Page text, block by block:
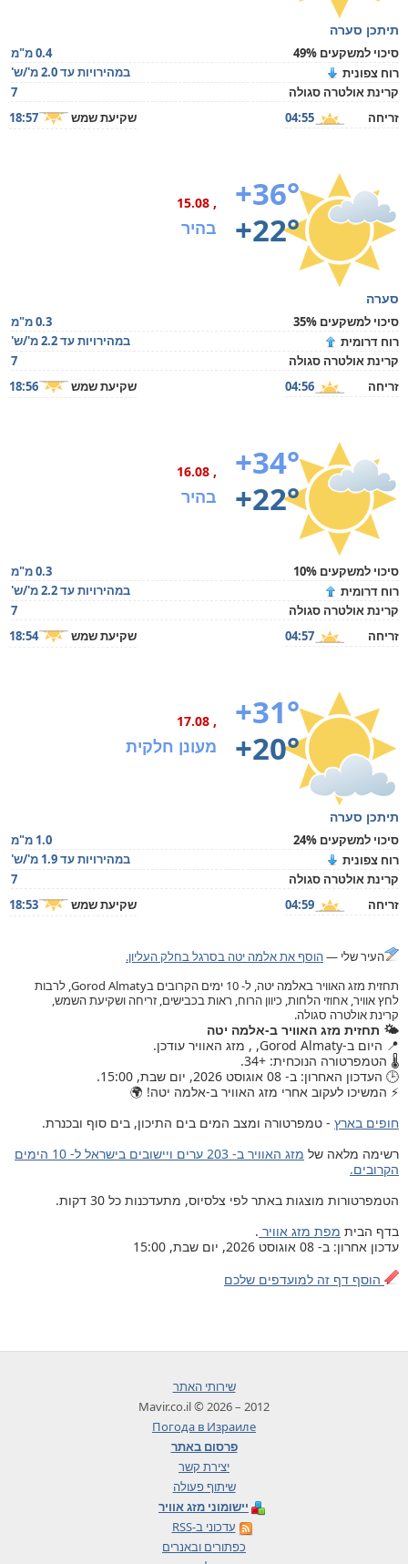
תיתכן סערה
סיכוי למשקעים 49%
0.4 מ"מ
רוח צפונית
במהירויות עד 2.0 מ'/ש'
קרינת אולטרה סגולה
7
זריחה
04:55 שקיעת שמש 18:57
+36°
+22°
, 15.08
בהיר
סערה
סיכוי למשקעים 35%
0.3 מ"מ
רוח דרומית
במהירויות עד 2.2 מ'/ש'
קרינת אולטרה סגולה
7
זריחה
04:56 שקיעת שמש 18:56
+34°
+22°
, 16.08
בהיר
סיכוי למשקעים 10%
0.3 מ"מ
רוח דרומית
במהירויות עד 2.2 מ'/ש'
קרינת אולטרה סגולה
7
זריחה
04:57 שקיעת שמש 18:54
+31°
+20°
, 17.08
מעונן חלקית
תיתכן סערה
סיכוי למשקעים 24%
1.0 מ"מ
רוח צפונית
במהירויות עד 1.9 מ'/ש'
קרינת אולטרה סגולה
7
זריחה
04:59 שקיעת שמש 18:53
העיר שלי —הוסף את אלמה יטה בסרגל בחלק העליון.
תחזית מזג האוויר באלמה יטה, ל- 10 ימים הקרובים בGorod Almaty, לרבות
לחץ אוויר, אחוזי הלחות, כיוון הרוח, ראות בכבישים, זריחה ושקיעת השמש,
קרינת אולטרה סגולה.
🌤️ תחזית מזג האוויר ב-אלמה יטה
📍 היום ב-Gorod Almaty, , מזג האוויר עודכן.
🌡️ הטמפרטורה הנוכחית: +34.
🕒 העדכון האחרון: ב- 08 אוגוסט 2026, יום שבת, 15:00.
⚡ המשיכו לעקוב אחרי מזג האוויר ב-אלמה יטה! 🌍
חופים בארץ - טמפרטורה ומצב המים בים התיכון, בים סוף ובכנרת.
רשימה מלאה של
מזג האוויר ב- 203 ערים ויישובים בישראל ל- 10 הימים
הקרובים.
הטמפרטורות מוצגות באתר לפי צלסיוס, מתעדכנות כל 30 דקות.
בדף הבית מפת מזג אוויר .
עדכון אחרון: ב- 08 אוגוסט 2026, יום שבת, 15:00
הוסף דף זה למועדפים שלכם
שירותי האתר
2012 – 2026 © Mavir.co.il
Погода в Израиле
פרסום באתר
יצירת קשר
שיתוף פעולה
יישומוני מזג אוויר
עדכוני ב-RSS
כפתורים ובאנרים